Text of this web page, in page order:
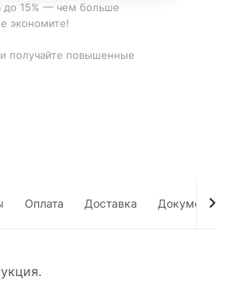
до 15% — чем больше
экономите!
получайте повышенные
Оплата Доставка Документы